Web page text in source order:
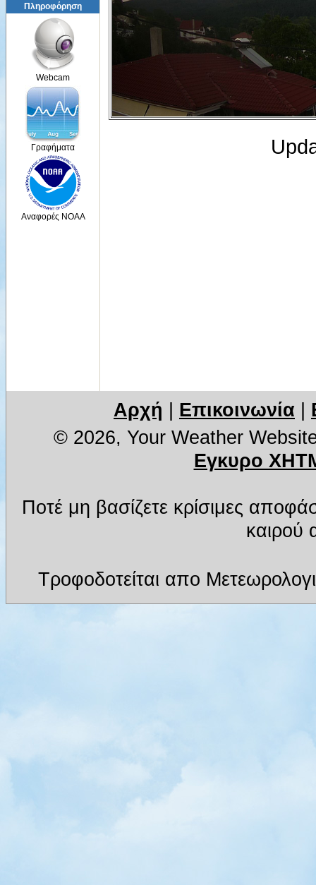
Πληροφόρηση
Webcam
Γραφήματα
Αναφορές NOAA
Αρχή Επικοινωνία
© 2026, Your Weather
Εγκυρο
Ποτέ μη βασίζετε κρίσιμες
καιρού
Τροφοδοτείται απο